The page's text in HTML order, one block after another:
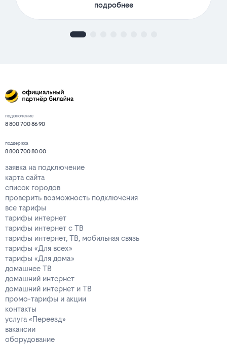
подробнее
подключение
8 800 700 86 90
поддержка
8 800 700 80 00
заявка на подключение
карта сайта
список городов
проверить возможность подключения
все тарифы
тарифы интернет
тарифы интернет с ТВ
тарифы интернет, ТВ, мобильная связь
тарифы «Для всех»
тарифы «Для дома»
домашнее ТВ
домашний интернет
домашний интернет и ТВ
промо-тарифы и акции
контакты
услуга «Переезд»
вакансии
оборудование